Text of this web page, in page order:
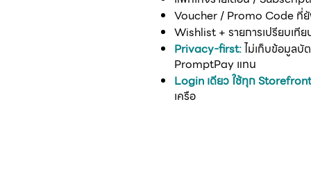
Voucher / Promo Code ที่ยั
Wishlist + รายการเปรียบเทีย
Privacy-first:ไม่เก็บข้อมูล
PromptPay แทน
Login เดียว ใช้ทุก
เครือ